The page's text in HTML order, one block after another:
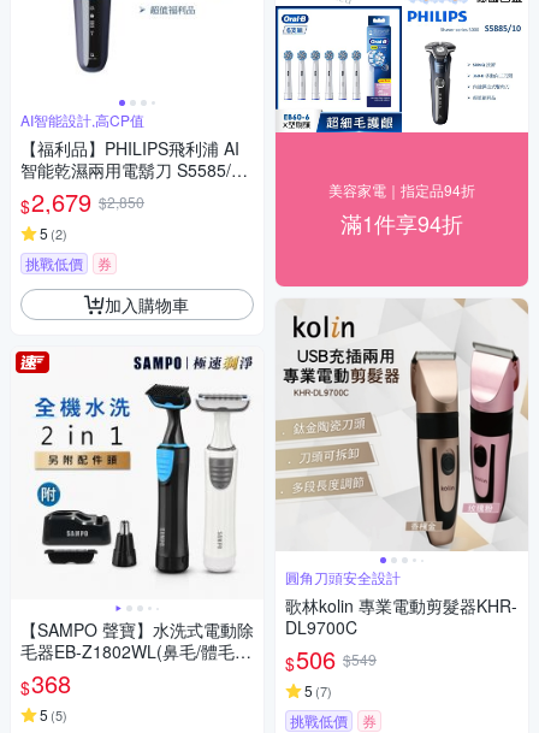
AI智能設計,高CP值
【福利品】PHILIPS飛利浦 AI
智能乾濕兩用電鬍刀 S5585/20
(一年保固)
$2,679 $2,850
5 (2)
挑戰低價 券
加入購物車
【SAMPO 聲寶】水洗式電動除
毛器EB-Z1802WL(鼻毛/體毛/
腋毛/私密毛)
$368
5 (5)
美容家電｜指定品94折
滿1件享94折
圓角刀頭安全設計
歌林kolin 專業電動剪髮器KHR-
DL9700C
$506 $549
5 (7)
挑戰低價 券